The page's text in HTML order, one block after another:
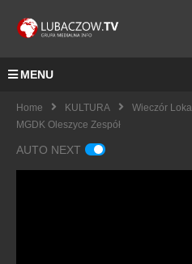
MENU
Home KULTURA
Wieczór
MGDK Oleszyce Zespół
AUTO NEXT